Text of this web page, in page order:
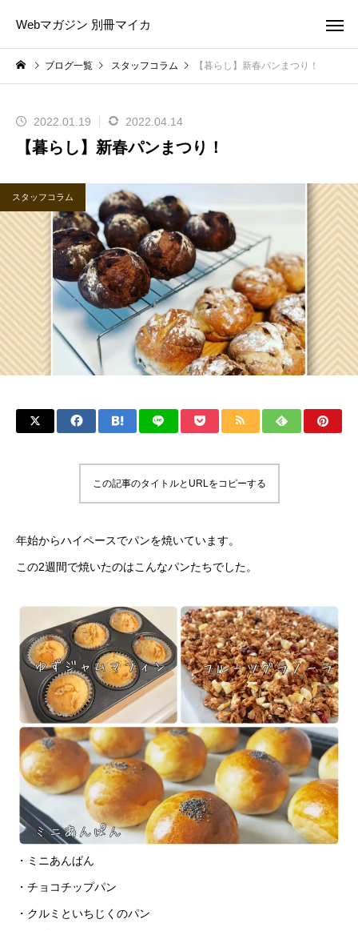
Webマガジン 別冊マイカ
ブログ一覧 スタッフコラム 【暮らし】新春パンまつり！
2022.01.19 2022.04.14
【暮らし】新春パンまつり！
スタッフコラム
この記事のタイトルとURLをコピーする
年始からハイペースでパンを焼いています。
この2週間で焼いたのはこんなパンたちでした。
・ミニあんぱん
・チョコチップパン
・クルミといちじくのパン